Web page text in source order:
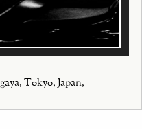
Tokyo, Japan,